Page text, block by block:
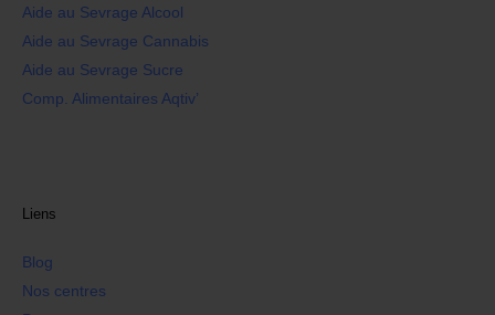
Aide au Sevrage Alcool
Aide au Sevrage Cannabis
Aide au Sevrage Sucre
Comp. Alimentaires Aqtiv’
Liens
Blog
Nos centres